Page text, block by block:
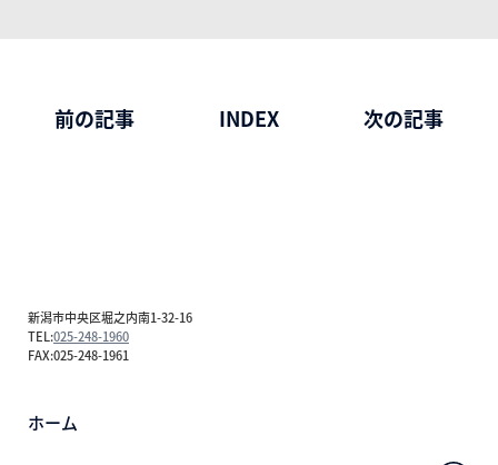
前の記事 INDEX 次の記事
新潟市中央区堀之内南1-32-16
TEL:025-248-1960
FAX:025-248-1961
ホーム